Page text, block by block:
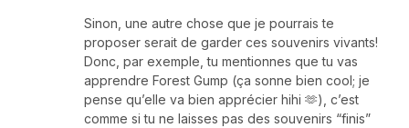
Sinon, une autre chose que je pourrais te
proposer serait de garder ces souvenirs vivants!
Donc, par exemple, tu mentionnes que tu vas
apprendre Forest Gump (ça sonne bien cool; je
pense qu’elle va bien apprécier hihi 🫶), c’est
comme si tu ne laisses pas des souvenirs “finis”